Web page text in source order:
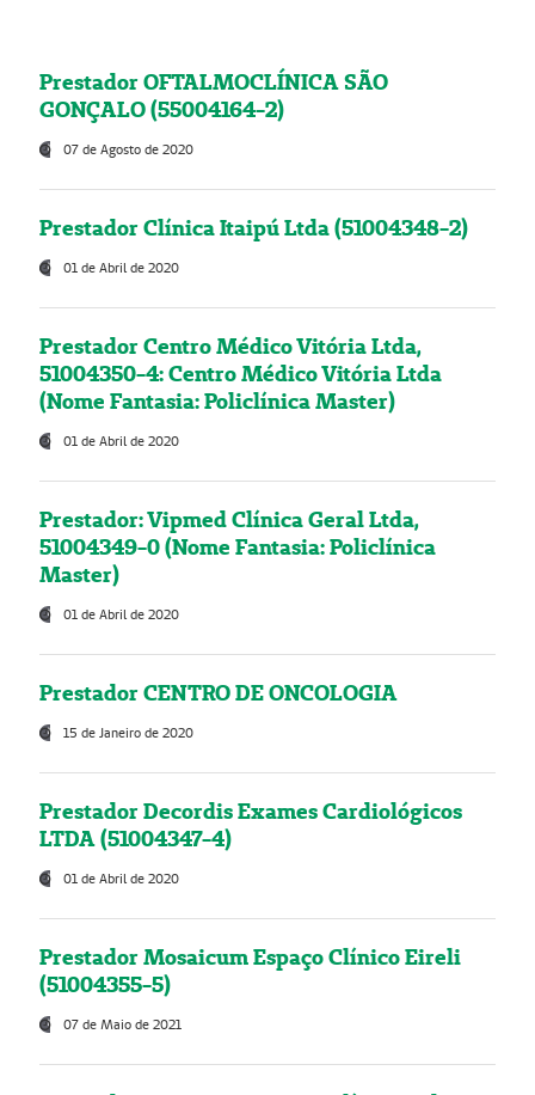
Prestador OFTALMOCLÍNICA SÃO
GONÇALO (55004164-2)
07 de Agosto de 2020
Prestador Clínica Itaipú Ltda (51004348-2)
01 de Abril de 2020
Prestador Centro Médico Vitória Ltda,
51004350-4: Centro Médico Vitória Ltda
(Nome Fantasia: Policlínica Master)
01 de Abril de 2020
Prestador: Vipmed Clínica Geral Ltda,
51004349-0 (Nome Fantasia: Policlínica
Master)
01 de Abril de 2020
Prestador CENTRO DE ONCOLOGIA
15 de Janeiro de 2020
Prestador Decordis Exames Cardiológicos
LTDA (51004347-4)
01 de Abril de 2020
Prestador Mosaicum Espaço Clínico Eireli
(51004355-5)
07 de Maio de 2021